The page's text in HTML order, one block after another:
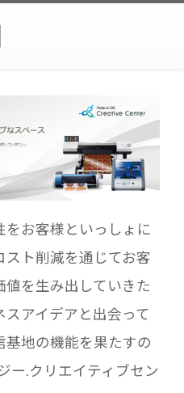
をお客様といっしょに
ト削減を通じてお客
を生み出していきた
アイデアと出会って
基地の機能を果たすの
ー.クリエイティブセン